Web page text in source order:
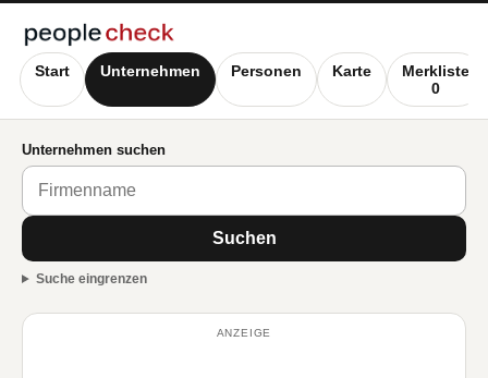
Start Unternehmen Personen Karte
Merkliste
0
Unternehmen suchen
Suchen
Suche eingrenzen
ANZEIGE